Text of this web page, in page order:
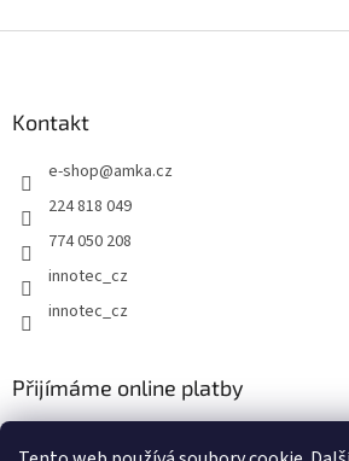
Kontakt
e-shop@amka.cz
224 818 049
774 050 208
innotec_cz
innotec_cz
Přijímáme online platby